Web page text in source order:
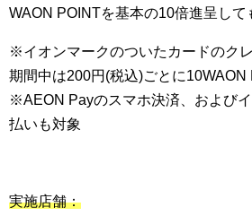
WAON POINTを基本の10倍進呈して
※イオンマークのついたカードのク
期間中は200円(税込)ごとに10WAON
※AEON Payのスマホ決済、および
払いも対象
実施店舗：